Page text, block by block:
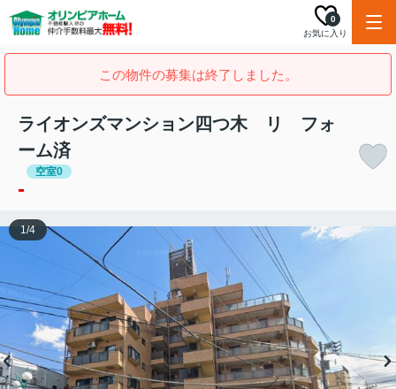
お気に入り
0
この物件の募集は終了しました。
ライオンズマンション四つ木 リ フォ
ーム済
空室0
-
1/4